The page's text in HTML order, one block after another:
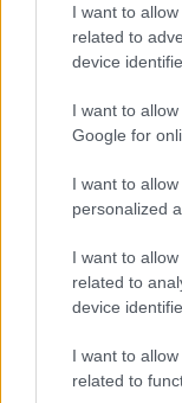
I want to
related to
device
I want to
Google for
I want to
personalized
I want to
related to
device
I want to
related to
A bejegyzés
https://
Kommentek:
minősülnek, értük a
nem vállal, azokat